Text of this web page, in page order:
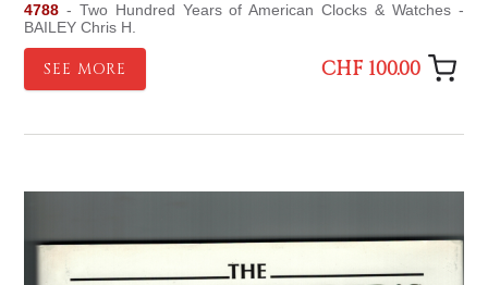
4788 - Two Hundred Years of American Clocks & Watches -
BAILEY Chris H.
SEE MORE CHF 100.00